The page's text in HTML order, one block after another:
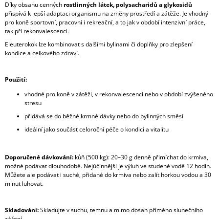
Díky obsahu cenných rostlinných látek, polysacharidů a glykosidů
přispívá k lepší adaptaci organismu na změny prostředí a zátěže. Je vhodný
pro koně sportovní, pracovní i rekreační, a to jak v období intenzivní práce,
tak při rekonvalescenci.
Eleuterokok lze kombinovat s dalšími bylinami či doplňky pro zlepšení
kondice a celkového zdraví.
Použití:
vhodné pro koně v zátěži, v rekonvalescenci nebo v období zvýšeného
stresu
přidává se do běžné krmné dávky nebo do bylinných směsí
ideální jako součást celoroční péče o kondici a vitalitu
Doporučené dávkování: kůň (500 kg): 20–30 g denně přimíchat do krmiva,
možné podávat dlouhodobě. Nejúčinnější je výluh ve studené vodě 12 hodin.
Můžete ale podávat i suché, přidané do krmiva nebo zalít horkou vodou a 30
minut luhovat.
Skladování:Skladujte v suchu, temnu a mimo dosah přímého slunečního